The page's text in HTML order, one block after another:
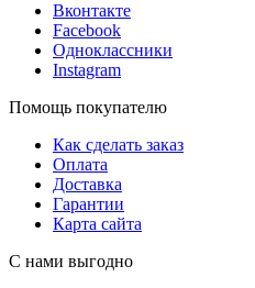
Вконтакте
Facebook
Одноклассники
Instagram
Помощь покупателю
Как сделать заказ
Оплата
Доставка
Гарантии
Карта сайта
С нами выгодно